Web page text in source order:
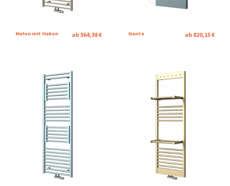
Melon mit Haken ab 364,38 € Nante ab 820,15 €